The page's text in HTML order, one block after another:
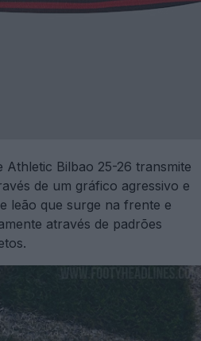
Athletic Bilbao 25-26 transmite
de um gráfico agressivo e
leão que surge na frente e
através de padrões